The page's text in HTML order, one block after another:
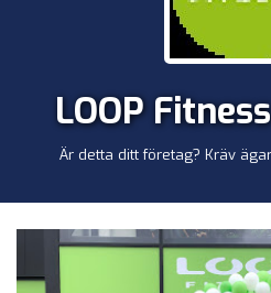
LOOP
Är detta ditt företag? Kräv